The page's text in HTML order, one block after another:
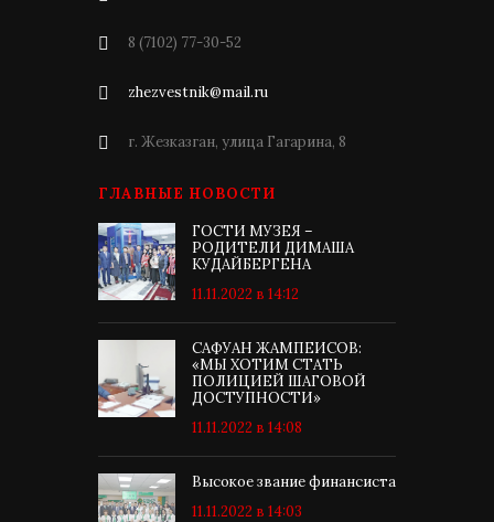
8 (7102) 77-30-52
zhezvestnik@mail.ru
г. Жезказган, улица Гагарина, 8
ГЛАВНЫЕ НОВОСТИ
ГОСТИ МУЗЕЯ –
РОДИТЕЛИ ДИМАША
КУДАЙБЕРГЕНА
11.11.2022 в 14:12
САФУАН ЖАМПЕИСОВ:
«МЫ ХОТИМ СТАТЬ
ПОЛИЦИЕЙ ШАГОВОЙ
ДОСТУПНОСТИ»
11.11.2022 в 14:08
Высокое звание финансиста
11.11.2022 в 14:03